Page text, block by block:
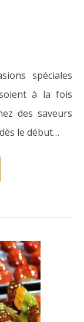
à la fois
des saveurs
le début…